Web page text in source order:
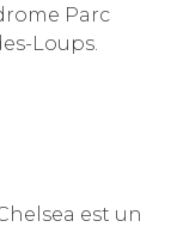
Parc
Loups.
est un